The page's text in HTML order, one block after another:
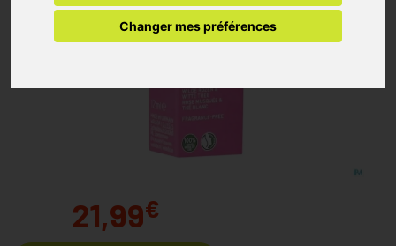
Changer mes préférences
21,99€